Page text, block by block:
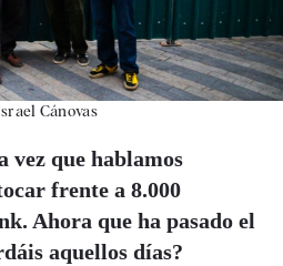
Cánovas
que hablamos
frente a 8.000
Ahora que ha pasado el
aquellos días?